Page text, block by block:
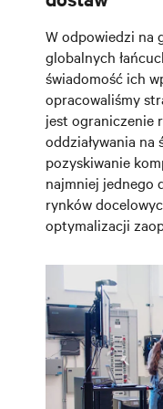
W odpowiedzi na
globalnych
świadomość ich
opracowaliśmy
jest ograniczenie
oddziaływania
pozyskiwanie
najmniej jednego
rynków
optymalizacji